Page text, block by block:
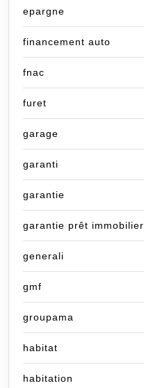
epargne
financement auto
fnac
furet
garage
garanti
garantie
garantie prêt immobilier
generali
gmf
groupama
habitat
habitation